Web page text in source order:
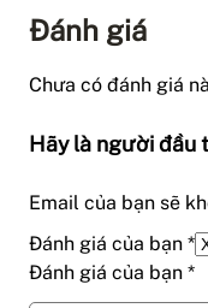
Đánh giá
Chưa có đánh giá
Hãy là người đầu
Email của bạn sẽ
Đánh giá của bạn *
Đánh giá của bạn *